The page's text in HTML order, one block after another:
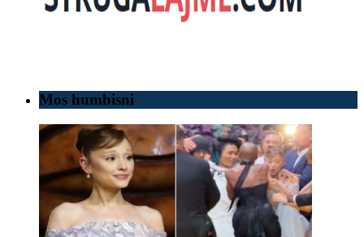
Mos humbisni